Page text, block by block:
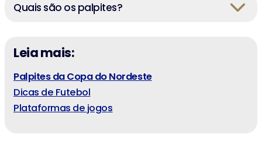
Quais são os palpites?
Leia mais:
Palpites da Copa do Nordeste
Dicas de Futebol
Plataformas de jogos